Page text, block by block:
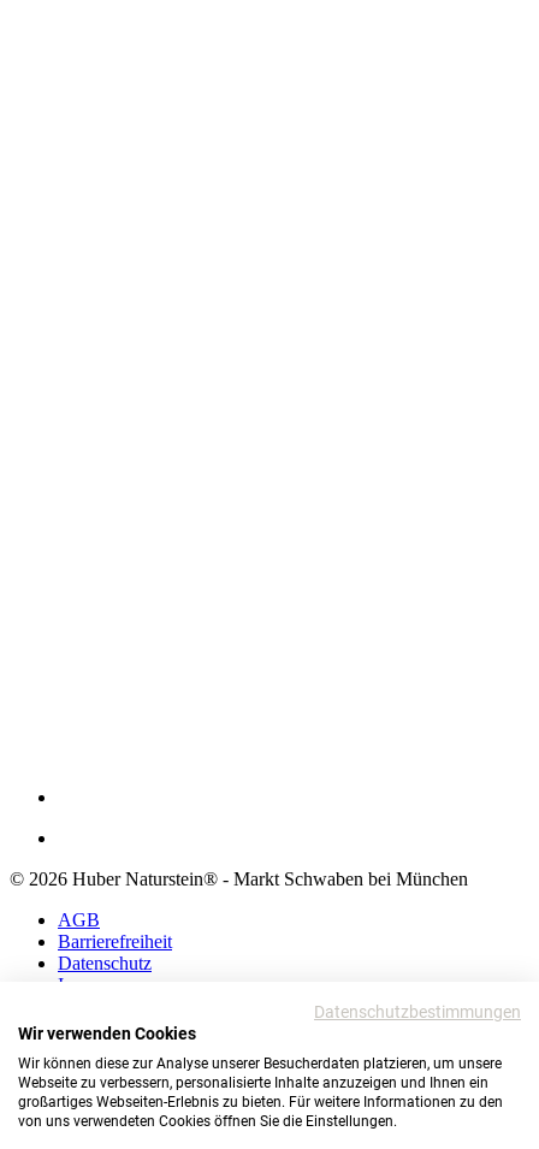
© 2026 Huber Naturstein® - Markt Schwaben bei München
AGB
Barrierefreiheit
Datenschutz
Impressum
AGB
Datenschutz
Impressum
© 2026 Huber Naturstein®
Datenschutzbestimmungen
Wir verwenden Cookies
Wir können diese zur Analyse unserer Besucherdaten platzieren, um unsere
Webseite zu verbessern, personalisierte Inhalte anzuzeigen und Ihnen ein
großartiges Webseiten-Erlebnis zu bieten. Für weitere Informationen zu den
von uns verwendeten Cookies öffnen Sie die Einstellungen.